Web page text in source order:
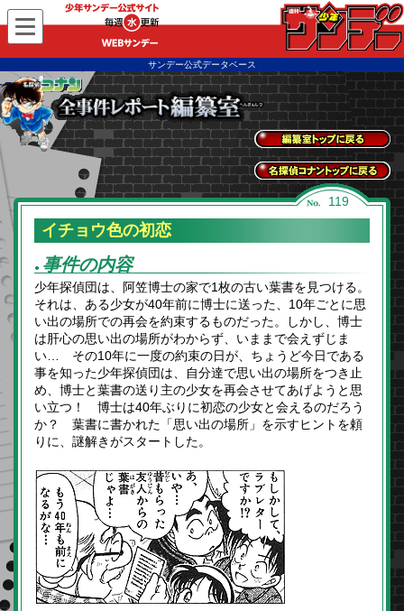
WEBサンデー
サンデー公式データベース
全事件レポートトッ
プに戻る
名探偵コナントップ
に戻る
119
イチョウ色の初恋
● 事件の内容
少年探偵団は、阿笠博士の家で1枚の古い葉書を見つける。
それは、ある少女が40年前に博士に送った、10年ごとに思
い出の場所での再会を約束するものだった。しかし、博士
は肝心の思い出の場所がわからず、いままで会えずじま
い… その10年に一度の約束の日が、ちょうど今日である
事を知った少年探偵団は、自分達で思い出の場所をつき止
め、博士と葉書の送り主の少女を再会させてあげようと思
い立つ！ 博士は40年ぶりに初恋の少女と会えるのだろう
か？ 葉書に書かれた「思い出の場所」を示すヒントを頼
りに、謎解きがスタートした。